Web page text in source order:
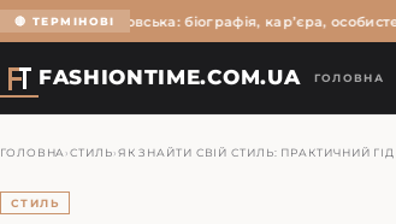
🔴 ТЕРМІНОВІ
Ольга Мартиновська: біографія, кар’єра, особисте
FASHIONTIME.COM.UA ГОЛОВНА
ГОЛОВНА ›СТИЛЬ›ЯК ЗНАЙТИ СВІЙ СТИЛЬ: ПРАКТИЧНИЙ ГІД
СТИЛЬ